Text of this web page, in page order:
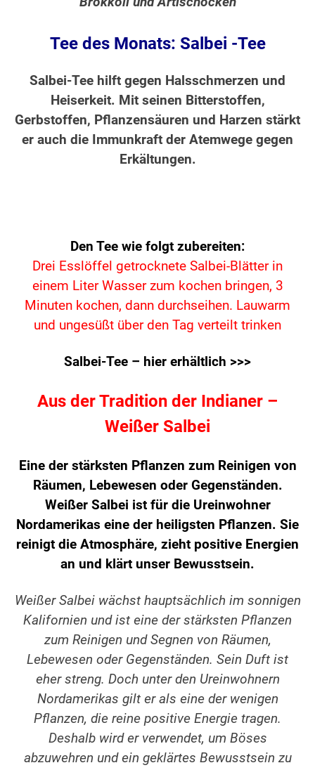
Tee des Monats: Salbei -Tee
Salbei-Tee hilft gegen Halsschmerzen und
Heiserkeit. Mit seinen Bitterstoffen,
Gerbstoffen, Pflanzensäuren und Harzen stärkt
er auch die Immunkraft der Atemwege gegen
Erkältungen.
Den Tee wie folgt zubereiten:
Drei Esslöffel getrocknete Salbei-Blätter in
einem Liter Wasser zum kochen bringen, 3
Minuten kochen, dann durchseihen. Lauwarm
und ungesüßt über den Tag verteilt trinken
Salbei-Tee – hier erhältlich >>>
Aus der Tradition der Indianer –
Weißer Salbei
Eine der stärksten Pflanzen zum Reinigen von
Räumen, Lebewesen oder Gegenständen.
Weißer Salbei ist für die Ureinwohner
Nordamerikas eine der heiligsten Pflanzen. Sie
reinigt die Atmosphäre, zieht positive Energien
an und klärt unser Bewusstsein.
Weißer Salbei wächst hauptsächlich im sonnigen
Kalifornien und ist eine der stärksten Pflanzen
zum Reinigen und Segnen von Räumen,
Lebewesen oder Gegenständen. Sein Duft ist
eher streng. Doch unter den Ureinwohnern
Nordamerikas gilt er als eine der wenigen
Pflanzen, die reine positive Energie tragen.
Deshalb wird er verwendet, um Böses
abzuwehren und ein geklärtes Bewusstsein zu